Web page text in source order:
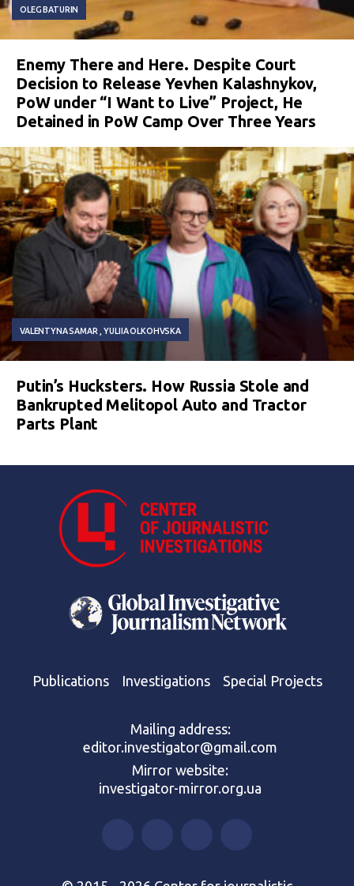
OLEG BATURIN
Enemy There and Here. Despite Court
Decision to Release Yevhen Kalashnykov,
PoW under “I Want to Live” Project, He
Detained in PoW Camp Over Three Years
VALENTYNA SAMAR YULIIA OLKOHVSKA
Putin’s Hucksters. How Russia Stole and
Bankrupted Melitopol Auto and Tractor
Parts Plant
Publications Investigations Special Projects
Mailing address:
editor.investigator@gmail.com
Mirror website:
investigator-mirror.org.ua